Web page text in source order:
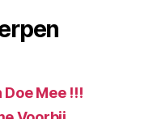
Doe Mee !!!